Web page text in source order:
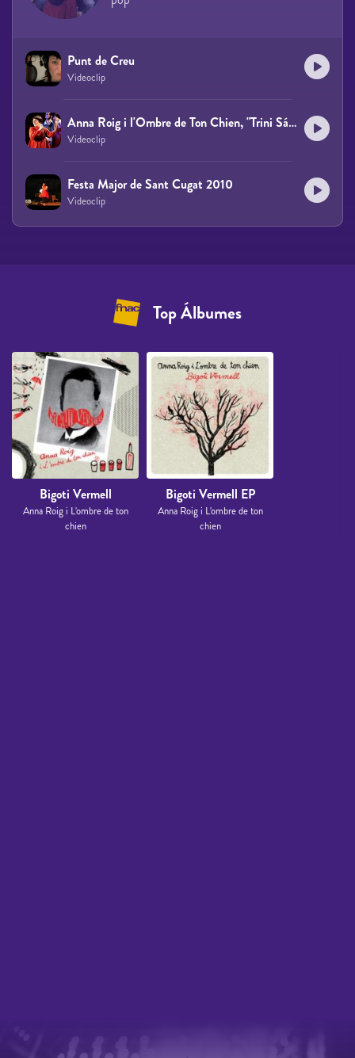
Punt de Creu
Videoclip
Anna Roig i l'Ombre de Ton Chien, "Trini Sánchez Mata"
Videoclip
Festa Major de Sant Cugat 2010
Videoclip
Top Álbumes
Bigoti Vermell
Anna Roig i L'ombre de ton
chien
Bigoti Vermell EP
Anna Roig i L'ombre de ton
chien